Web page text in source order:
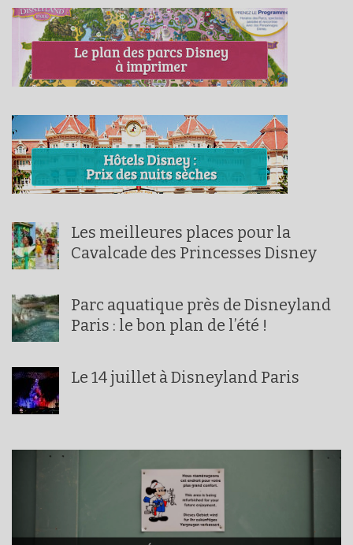
Les meilleures places pour la
Cavalcade des Princesses Disney
Parc aquatique près de Disneyland
Paris : le bon plan de l’été !
Le 14 juillet à Disneyland Paris